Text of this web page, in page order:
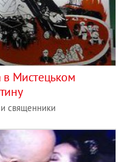
в Мистецько­м
священники